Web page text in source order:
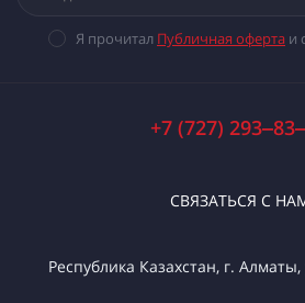
Я прочитал Публичная оферта и
+7 (727)
СВЯЗАТЬСЯ С
Республика Казахстан, г.